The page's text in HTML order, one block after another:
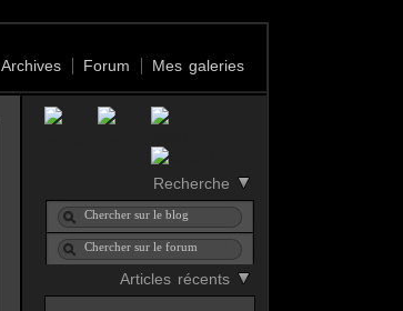
Archives Forum Mes galeries
Recherche
Articles récents